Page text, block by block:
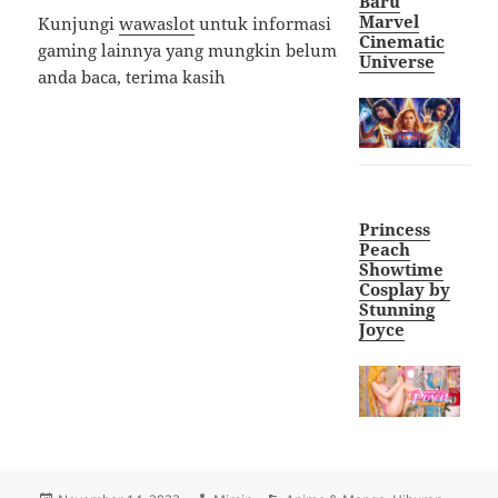
Kunjungiwawaslot untuk informasi
gaming lainnya yang mungkin belum
anda baca, terima kasih
Marvel
Cinematic
Universe
Princess
Peach
Showtime
Cosplay by
Stunning
Joyce